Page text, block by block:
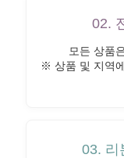
02.
모든 상품
※ 상품 및 지역
03. 리